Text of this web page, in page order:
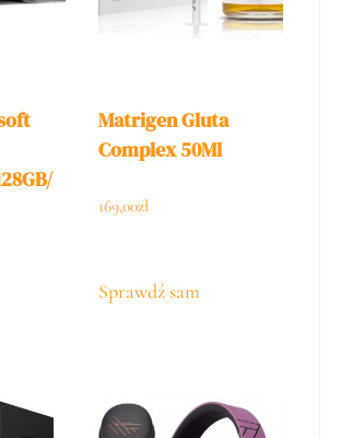
Matrigen Gluta
Complex 50Ml
169,00zł
Sprawdź sam